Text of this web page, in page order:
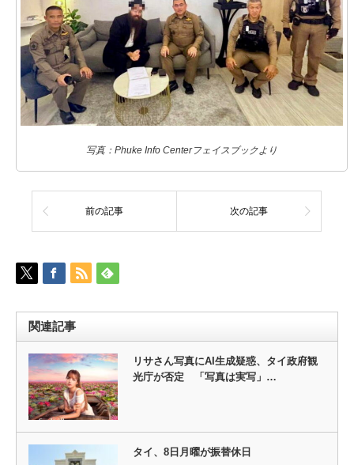
写真：Phuke Info Centerフェイスブックより
前の記事 次の記事
関連記事
リサさん写真にAI生成疑惑、タイ政府観
光庁が否定 「写真は実写」…
タイ、8日月曜が振替休日